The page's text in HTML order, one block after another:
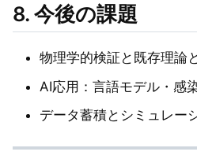
8. 今後の課題
物理学的検証と既存理論
AI応用：言語モデル・感
データ蓄積とシミュレー